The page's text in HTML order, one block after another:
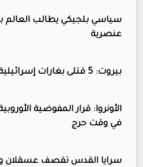
سياسي بلجيكي يطالب العالم
عنصرية
بيروت: 5 قتلى بغارات إسرائيلية ليلًا على جنوب لبنان
الأونروا: قرار المفوضية
في وقت حرج
سرايا القدس تقصف عسقلان